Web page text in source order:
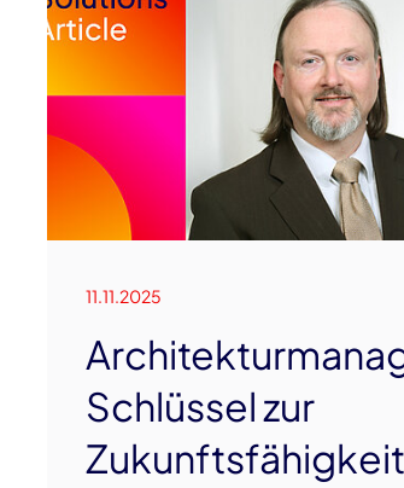
11.11.2025
Schlüssel zur
Zukunftsfähigkeit